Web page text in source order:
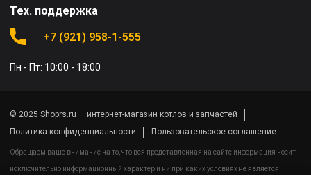
Тех. поддержка
+7 (921) 958-1-555
Пн - Пт: 10:00 - 18:00
© 2025 Shoprs.ru — интернет-магазин котлов и запчастей
Политика конфиденциальности
Пользовательское соглашение
Обращаем ваше внимание на то, что вся представленная на сайте информация носит
исключительно информационный характер и ни при каких условиях не является